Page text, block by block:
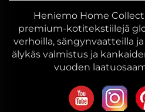
Heniemo Home
premium-kotitekstiilejä
verhoilla, sängynvaatteilla
älykäs valmistus ja
vuoden